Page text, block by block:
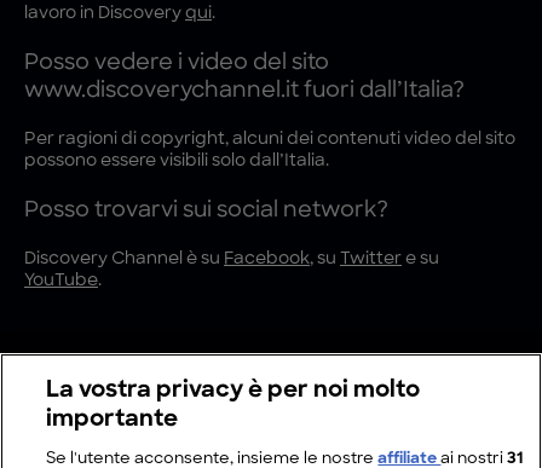
lavoro in Discovery qui.
Posso vedere i video del sito
www.discoverychannel.it fuori dall’Italia?
Per ragioni di copyright, alcuni dei contenuti video del sito
possono essere visibili solo dall’Italia.
Posso trovarvi sui social network?
Discovery Channel è su Facebook, su Twitter e su
YouTube.
La vostra privacy è per noi molto
importante
Se l'utente acconsente, insieme le nostreaffiliateai nostri31